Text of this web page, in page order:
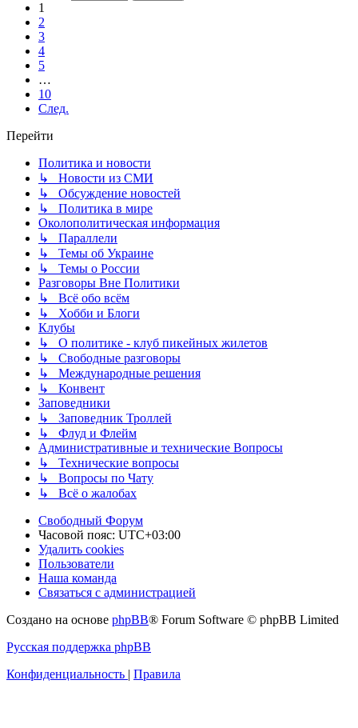
1
2
3
4
5
…
10
След.
Перейти
Политика и новости
↳ Новости из СМИ
↳ Обсуждение новостей
↳ Политика в мире
Околополитическая информация
↳ Параллели
↳ Темы об Украине
↳ Темы о России
Разговоры Вне Политики
↳ Всё обо всём
↳ Хобби и Блоги
Клубы
↳ О политике - клуб пикейных жилетов
↳ Свободные разговоры
↳ Международные решения
↳ Конвент
Заповедники
↳ Заповедник Троллей
↳ Флуд и Флейм
Административные и технические Вопросы
↳ Технические вопросы
↳ Вопросы по Чату
↳ Всё о жалобах
Свободный Форум
Часовой пояс: UTC+03:00
Удалить cookies
Пользователи
Наша команда
Связаться с администрацией
Создано на основе phpBB® Forum Software © phpBB Limited
Русская поддержка phpBB
Конфиденциальность | Правила